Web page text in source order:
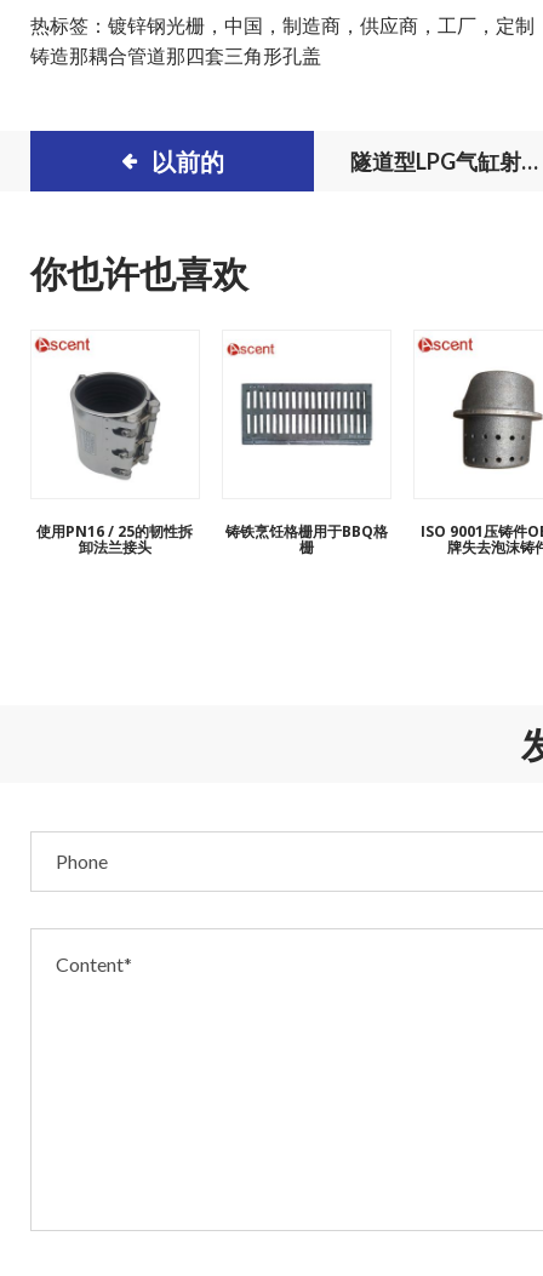
热标签：镀锌钢光栅，中国，制造商，供应商，工厂，定制
铸造那耦合管道那四套三角形孔盖
以前的 隧道型LPG气缸射击
你也许也喜欢
使用PN16 / 25的韧性拆
卸法兰接头
铸铁烹饪格栅用于BBQ格
栅
ISO 9001压铸件
牌失去泡沫铸